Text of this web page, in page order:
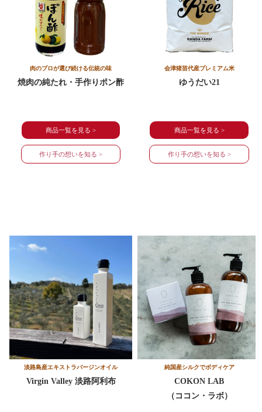
肉のプロが選び続ける伝統の味
焼肉の純たれ・手作りポン酢
商品一覧を見る >
作り手の想いを知る >
会津猪苗代産プレミアム米
ゆうだい21
商品一覧を見る >
作り手の想いを知る >
淡路島産エキストラバージンオイル
Virgin Valley 淡路阿利布
純国産シルクでボディケア
COKON LAB
（ココン・ラボ）